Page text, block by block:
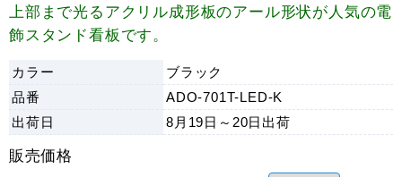
上部まで光るアクリル成形板のアール形状が人気の電
飾スタンド看板です。
カラー
ブラック
品番
ADO-701T-LED-K
出荷日 8月19日～20日 出荷
販売価格